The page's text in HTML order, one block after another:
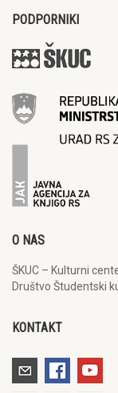
PODPORNIKI
O NAS
ŠKUC – Kulturni
Društvo Študentski
KONTAKT